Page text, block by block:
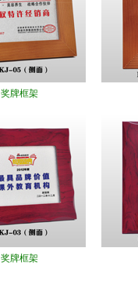
奖牌框架
奖牌框架